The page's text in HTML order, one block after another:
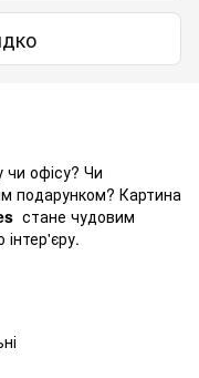
чи офісу? Чи
подарунком? Картина
стане чудовим